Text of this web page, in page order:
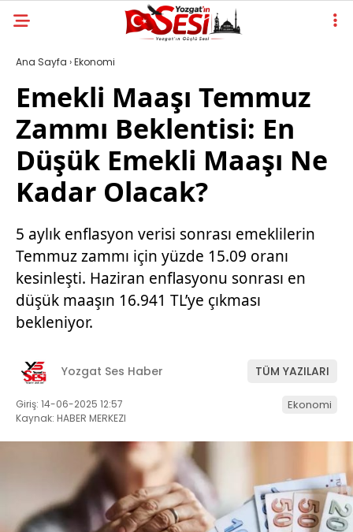
Ana Sayfa ›Ekonomi
Emekli Maaşı Temmuz
Zammı Beklentisi: En
Düşük Emekli Maaşı Ne
Kadar Olacak?
5 aylık enflasyon verisi sonrası emeklilerin
Temmuz zammı için yüzde 15.09 oranı
kesinleşti. Haziran enflasyonu sonrası en
düşük maaşın 16.941 TL’ye çıkması
bekleniyor.
Yozgat Ses Haber TÜM YAZILARI
Giriş: 14-06-2025 12:57
Kaynak: HABER MERKEZI
Ekonomi